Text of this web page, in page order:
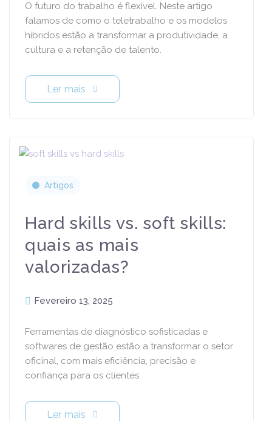
O futuro do trabalho é flexível. Neste artigo
falamos de como o teletrabalho e os modelos
híbridos estão a transformar a produtividade, a
cultura e a retenção de talento.
Ler mais
Artigos
Hard skills vs. soft skills:
quais as mais
valorizadas?
Fevereiro 13, 2025
Ferramentas de diagnóstico sofisticadas e
softwares de gestão estão a transformar o setor
oficinal, com mais eficiência, precisão e
confiança para os clientes.
Ler mais